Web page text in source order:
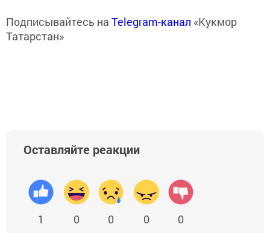
Подписывайтесь на Telegram-канал «Кукмор
Татарстан»
Оставляйте реакции
1 0 0 0 0